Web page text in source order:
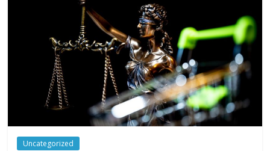
wiele
tematów
Uncategorized